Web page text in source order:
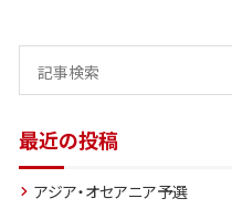
最近の投稿
アジア・オセアニア予選